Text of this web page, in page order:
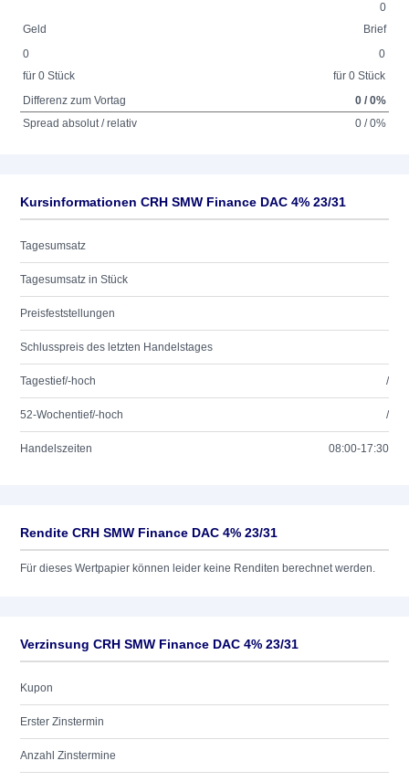
0
Geld
Brief
0
für 0 Stück
0
für 0 Stück
Differenz zum Vortag
0 / 0%
Spread absolut / relativ
0 / 0%
Kursinformationen CRH SMW Finance DAC 4% 23/31
Tagesumsatz
Tagesumsatz in Stück
Preisfeststellungen
Schlusspreis des letzten Handelstages
Tagestief/-hoch /
52-Wochentief/-hoch /
Handelszeiten 08:00-17:30
Rendite CRH SMW Finance DAC 4% 23/31
Für dieses Wertpapier können leider keine Renditen berechnet werden.
Verzinsung CRH SMW Finance DAC 4% 23/31
Kupon
Erster Zinstermin
Anzahl Zinstermine